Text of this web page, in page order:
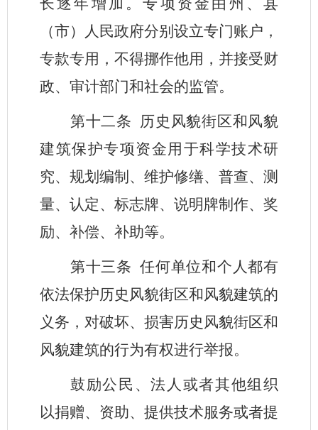
长逐年增加。专项资金由州、县
（市）人民政府分别设立专门账户，
专款专用，不得挪作他用，并接受财
政、审计部门和社会的监管。
第十二条
历史风貌街区和风貌
建筑保护专项资金用于科学技术研
究、规划编制、维护修缮、普查、测
量、认定、标志牌、说明牌制作、奖
励、补偿、补助等。
第十三条 任何单位和个人都有
依法保护历史风貌街区和风貌建筑的
义务，对破坏、损害历史风貌街区和
风貌建筑的行为有权进行举报。
鼓励公民、法人或者其他组织
以捐赠、资助、提供技术服务或者提